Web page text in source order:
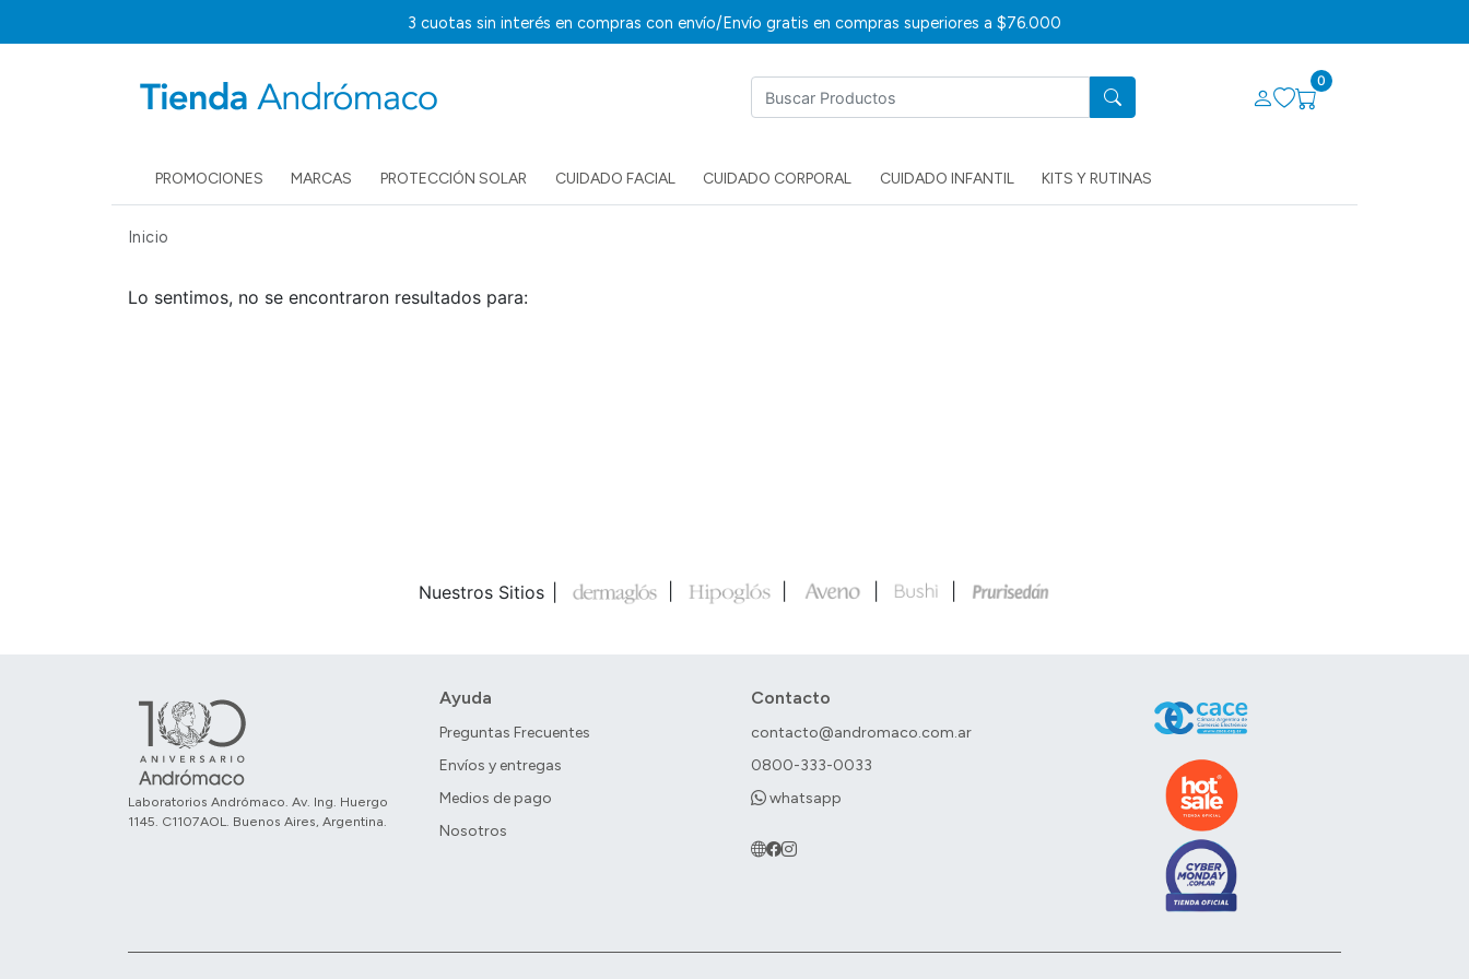
3 cuotas sin interés en compras con envío/Envío gratis en compras superiores a $76.000
0
PROMOCIONES MARCAS PROTECCIÓN SOLAR CUIDADO FACIAL CUIDADO CORPORAL CUIDADO INFANTIL KITS Y RUTINAS
Inicio
Lo sentimos, no se encontraron resultados para:
Nuestros Sitios
Laboratorios Andrómaco. Av. Ing. Huergo
1145. C1107AOL. Buenos Aires, Argentina.
Ayuda
Preguntas Frecuentes
Envíos y entregas
Medios de pago
Nosotros
Contacto
contacto@andromaco.com.ar
0800-333-0033
whatsapp